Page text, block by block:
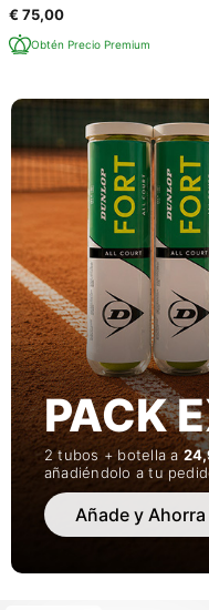
€ 75,00
Obtén Precio Premium
PACK
2 tubos + botella a
añadiéndolo a tu
Añade y Ahorra